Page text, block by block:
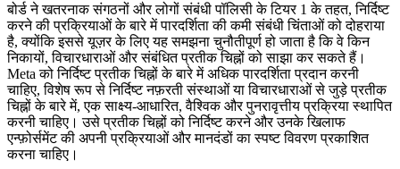
बोर्ड ने खतरनाक संगठनों और लोगों संबंधी पॉलिसी के टियर 1 के तहत, निर्दिष्ट
करने की प्रक्रियाओं के बारे में पारदर्शिता की कमी संबंधी चिंताओं को दोहराया
है, क्योंकि इससे यूज़र के लिए यह समझना चुनौतीपूर्ण हो जाता है कि वे किन
निकायों, विचारधाराओं और संबंधित प्रतीक चिह्नों को साझा कर सकते हैं।
Meta को निर्दिष्ट प्रतीक चिह्नों के बारे में अधिक पारदर्शिता प्रदान करनी
चाहिए, विशेष रूप से निर्दिष्ट नफ़रती संस्थाओं या विचारधाराओं से जुड़े प्रतीक
चिह्नों के बारे में, एक साक्ष्य-आधारित, वैश्विक और पुनरावृत्तीय प्रक्रिया स्थापित
करनी चाहिए। उसे प्रतीक चिह्नों को निर्दिष्ट करने और उनके खिलाफ
एन्फ़ोर्समेंट की अपनी प्रक्रियाओं और मानदंडों का स्पष्ट विवरण प्रकाशित
करना चाहिए।